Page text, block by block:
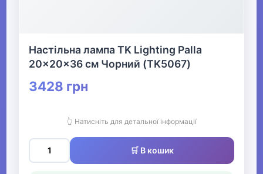
Настільна лампа TK Lighting Palla
20x20x36 см Чорний (TK5067)
3428 грн
👆 Натисніть для детальної інформації
🛒 В кошик